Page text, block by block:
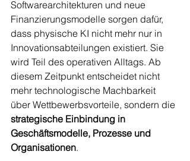
Softwarearchitekturen und neue
Finanzierungsmodelle sorgen dafür,
dass physische KI nicht mehr nur in
Innovationsabteilungen existiert. Sie
wird Teil des operativen Alltags. Ab
diesem Zeitpunkt entscheidet nicht
mehr technologische Machbarkeit
über Wettbewerbsvorteile, sondern die
strategische Einbindung in
Geschäftsmodelle, Prozesse und
Organisationen.